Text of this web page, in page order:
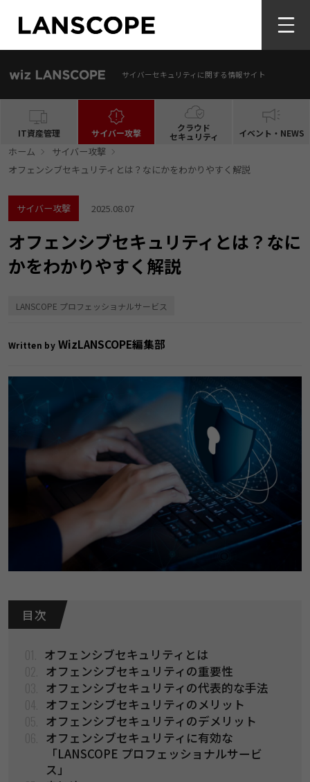
サイバーセキュリティに関する情報サイト
IT資産管理 サイバー攻撃 クラウド
セキュリティ イベント・NEWS
ホーム
サイバー攻撃
オフェンシブセキュリティとは？なにかをわかりやすく解説
サイバー攻撃 2025.08.07
オフェンシブセキュリティとは？なに
かをわかりやすく解説
LANSCOPE プロフェッショナルサービス
Written byWizLANSCOPE編集部
目 次
オフェンシブセキュリティとは​
オフェンシブセキュリティの重要性
オフェンシブセキュリティの代表的な手法
オフェンシブセキュリティのメリット
オフェンシブセキュリティのデメリット
オフェンシブセキュリティに有効な
「LANSCOPE プロフェッショナルサービ
ス」